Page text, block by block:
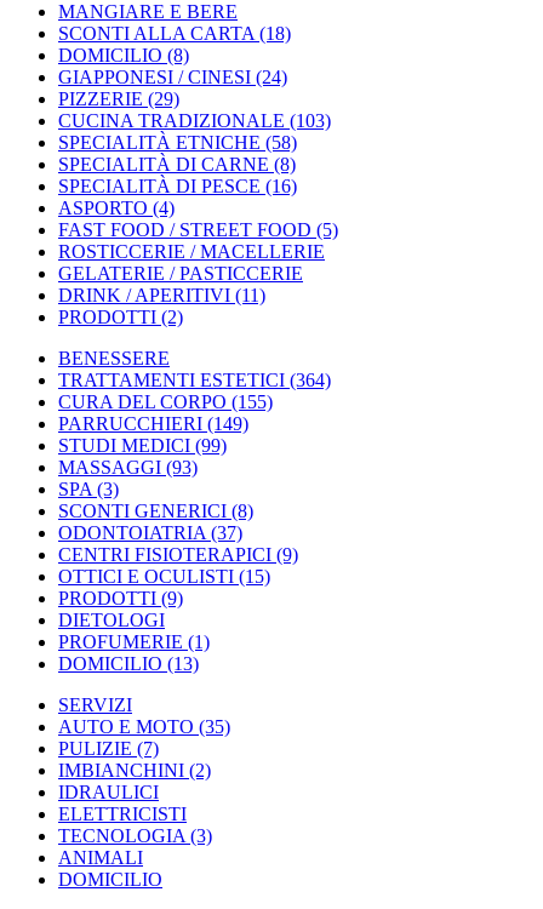
MANGIARE E BERE
SCONTI ALLA CARTA (18)
DOMICILIO (8)
GIAPPONESI / CINESI (24)
PIZZERIE (29)
CUCINA TRADIZIONALE (103)
SPECIALITÀ ETNICHE (58)
SPECIALITÀ DI CARNE (8)
SPECIALITÀ DI PESCE (16)
ASPORTO (4)
FAST FOOD / STREET FOOD (5)
ROSTICCERIE / MACELLERIE
GELATERIE / PASTICCERIE
DRINK / APERITIVI (11)
PRODOTTI (2)
BENESSERE
TRATTAMENTI ESTETICI (364)
CURA DEL CORPO (155)
PARRUCCHIERI (149)
STUDI MEDICI (99)
MASSAGGI (93)
SPA (3)
SCONTI GENERICI (8)
ODONTOIATRIA (37)
CENTRI FISIOTERAPICI (9)
OTTICI E OCULISTI (15)
PRODOTTI (9)
DIETOLOGI
PROFUMERIE (1)
DOMICILIO (13)
SERVIZI
AUTO E MOTO (35)
PULIZIE (7)
IMBIANCHINI (2)
IDRAULICI
ELETTRICISTI
TECNOLOGIA (3)
ANIMALI
DOMICILIO